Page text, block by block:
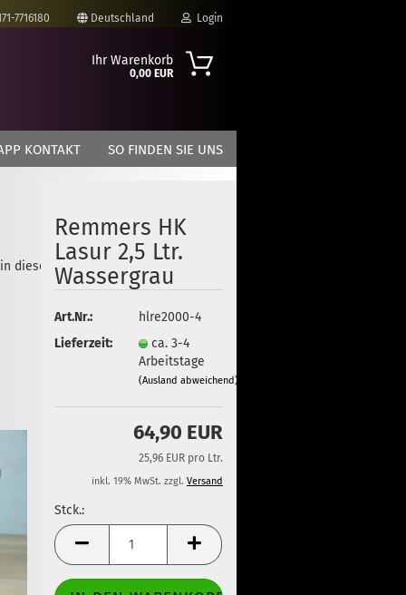
7716180 Deutschland Login
erstellen
vergessen?
Ihr Warenkorb
0,00 EUR
KONTAKT SO FINDEN SIE UNS
dieser Kategorie
Remmers HK
Lasur 2,5 Ltr.
Wassergrau
Art.Nr.:
hlre2000-4
Lieferzeit:
ca. 3-4
Arbeitstage
(Ausland abweichend)
64,90 EUR
25,96 EUR pro Ltr.
inkl. 19% MwSt. zzgl. Versand
Stck.:
Stck.